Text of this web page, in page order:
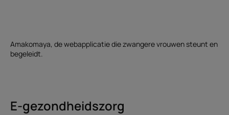
Amakomaya, de webapplicatie die zwangere vrouwen steunt en
begeleidt.
E-gezondheidszorg